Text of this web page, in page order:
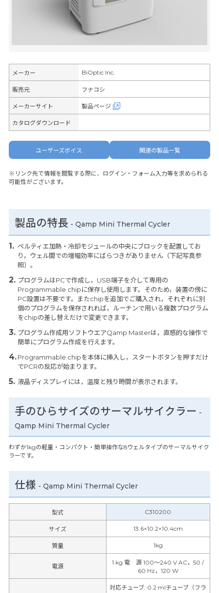
メーカー BiOptic Inc.
販売元 フナコシ
メーカーサイト 製品ページ
カタログダウンロード
ユーザーズボイス 関連の製品一覧
※リンク先で情報を閲覧する際に、ログイン・フォーム入力等を求められる
可能性がございます。
製品の特長 - Qamp Mini Thermal Cycler
ペルティエ加熱・冷却モジュールの中央にブロックを配置してお
り，ウェル間での増幅効率にばらつきがありません（下記写真参
照）。
プログラムはPCで作成し，USB端子を介して専用の
Programmable chipに保存し使用します。そのため，装置の傍に
PC設置は不要です。またchipを追加でご購入され，それぞれに別
個のプログラムを保存されれば，ルーチンで用いる複数プログラム
をchipの差し替えだけで変更できます。
プログラム作成用ソフトウエアQamp Masterは，直感的な操作で
簡単にプログラム作成を行えます。
Programmable chipを本体に挿入し，スタートボタンを押すだけ
でPCRの反応が始まります。
液晶ディスプレイには，温度と残り時間が表示されます。
手のひらサイズのサーマルサイクラー -
Qamp Mini Thermal Cycler
わずか1kgの軽量・コンパクト・簡単操作な8ウェルタイプのサーマルサイク
ラーです。
仕様 - Qamp Mini Thermal Cycler
型式 C310200
サイズ 13.6×10.2×10.4cm
質量 1kg
電源
1 kg 電 源 100～240 V AC，50 /
60 Hz，120 W
対応チューブ: 0.2 mlチューブ（フラ